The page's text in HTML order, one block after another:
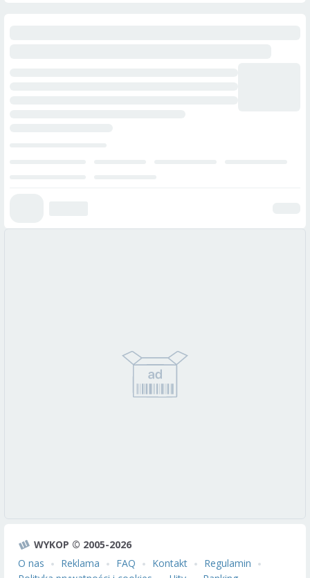
WYKOP © 2005-2026
O nas
Reklama FAQ Kontakt
Regulamin